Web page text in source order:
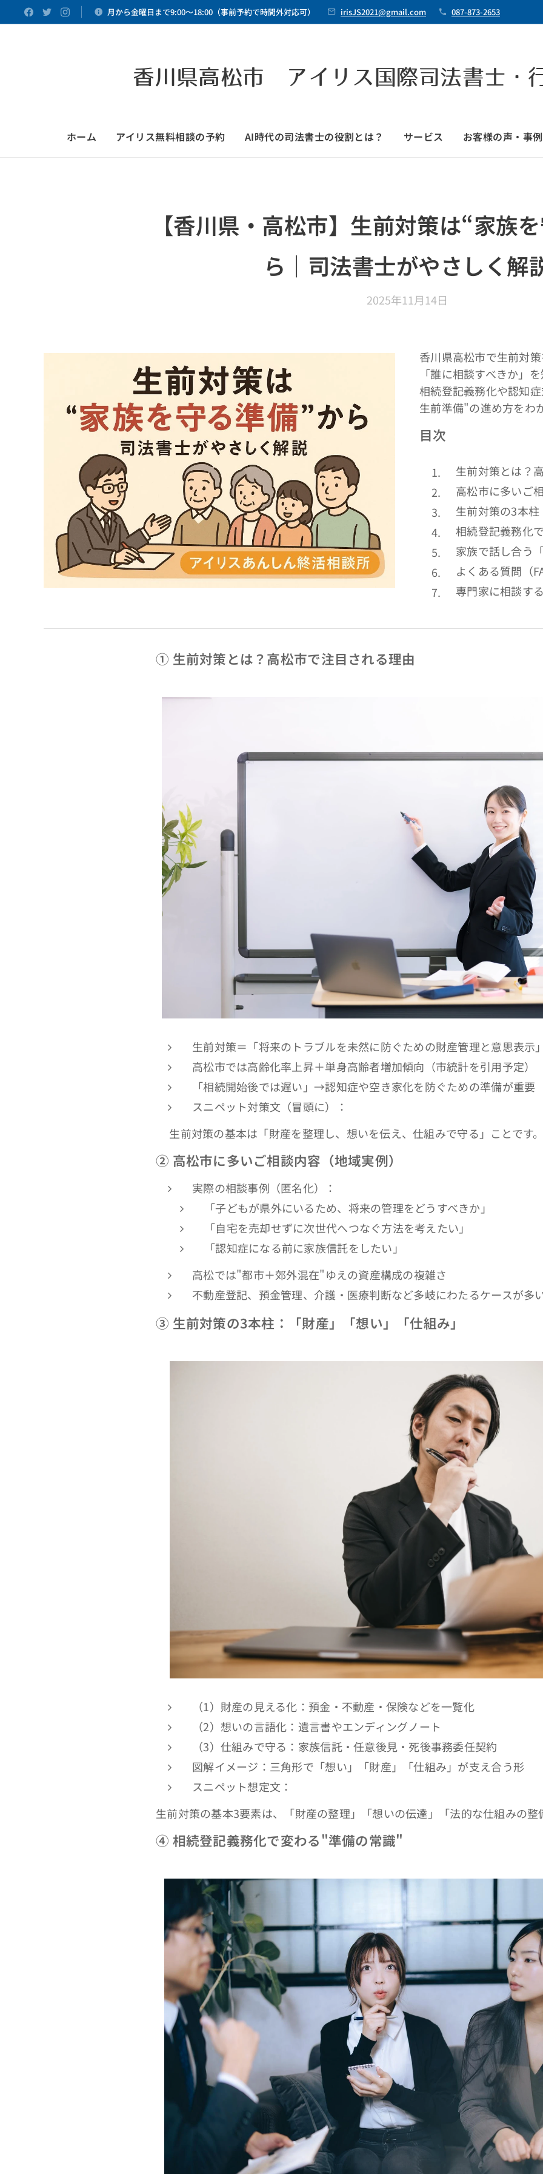
月から金曜日まで9:00～18:00（事前予約で時間外対応可） irisJS2021@gmail.com 087-873-2653
香川県高松市 アイリス国際司法書士・
ホーム アイリス無料相談の予約 AI時代の司法書士の役割とは？ サービス お客様の声・事例
【香川県・高松市】生前対策は“家族
ら｜司法書士がやさしく解
2025年11月14日
香川県高松市で生前対
「誰に相談すべきか」
相続登記義務化や認知
生前準備"の進め方をわ
目次
生前対策とは？
高松市に多いご
生前対策の3本
相続登記義務化
家族で話し合う
よくある質問（
専門家に相談す
① 生前対策とは？高松市で注目される理由
生前対策＝「将来のトラブルを未然に防ぐための財産管理と意思表示
高松市では高齢化率上昇＋単身高齢者増加傾向（市統計を引用予定）
「相続開始後では遅い」→認知症や空き家化を防ぐための準備が重要
スニペット対策文（冒頭に）：
🔹生前対策の基本は「財産を整理し、想いを伝え、仕組みで守る」ことです
② 高松市に多いご相談内容（地域実例）
実際の相談事例（匿名化）：
「子どもが県外にいるため、将来の管理をどうすべきか」
「自宅を売却せずに次世代へつなぐ方法を考えたい」
「認知症になる前に家族信託をしたい」
高松では"都市＋郊外混在"ゆえの資産構成の複雑さ
不動産登記、預金管理、介護・医療判断など多岐にわたるケースが多
③ 生前対策の3本柱：「財産」「想い」「仕組み」
（1）財産の見える化：預金・不動産・保険などを一覧化
（2）想いの言語化：遺言書やエンディングノート
（3）仕組みで守る：家族信託・任意後見・死後事務委任契約
図解イメージ：三角形で「想い」「財産」「仕組み」が支え合う形
スニペット想定文：
生前対策の基本3要素は、「財産の整理」「想いの伝達」「法的な仕組みの整
④ 相続登記義務化で変わる"準備の常識"